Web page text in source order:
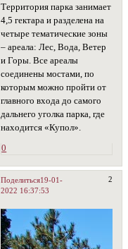
Территория парка занимает
4,5 гектара и разделена на
четыре тематические зоны
– ареала: Лес, Вода, Ветер
и Горы. Все ареалы
соединены мостами, по
которым можно пройти от
главного входа до самого
дальнего уголка парка, где
находится «Купол».
0
Поделиться 2
19-01-
2022 16:37:53